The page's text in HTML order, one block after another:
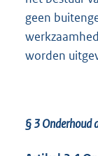
geen
worden
§ 3 Onderhoud